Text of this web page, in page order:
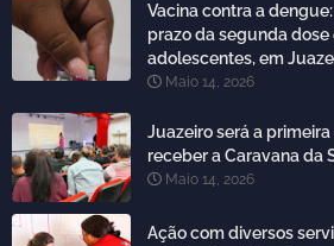
Vacina contra a
prazo da segunda dose
adolescentes, em
Maio 14, 2026
Juazeiro será a
receber a Caravana da
Maio 14, 2026
Ação com diversos